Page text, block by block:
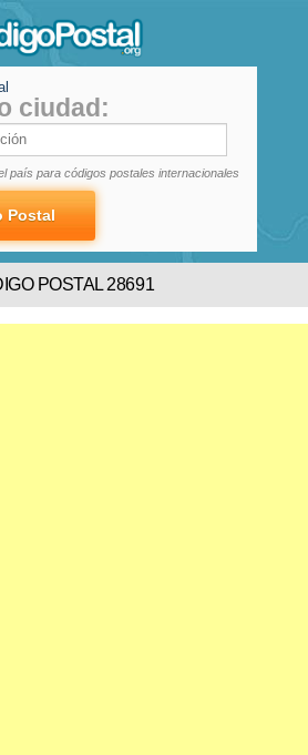
ciudad:
país para códigos postales internacionales
POSTAL 28691